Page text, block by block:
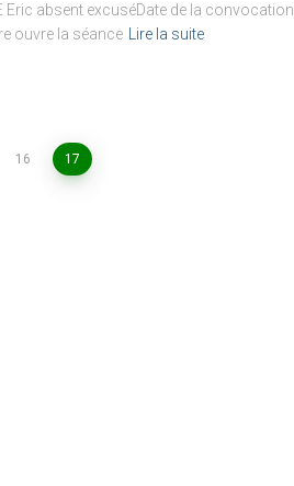
Eric absent excuséDate de la convocation
ouvre la séance
Lire la suite
16 17